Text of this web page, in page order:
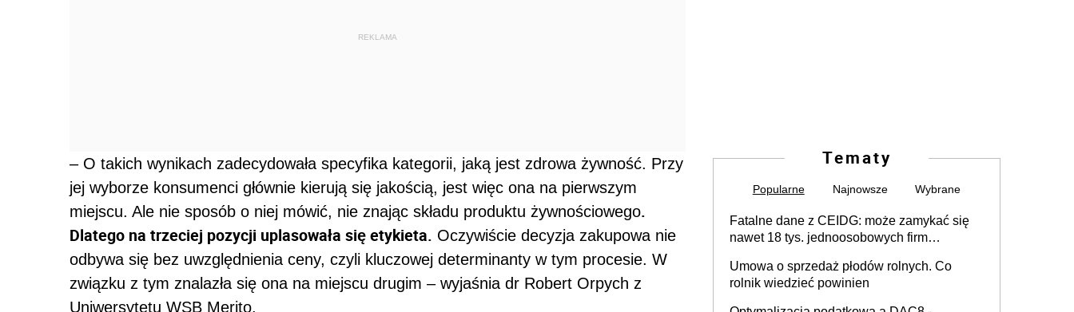
REKLAMA
– O takich wynikach zadecydowała specyfika kategorii, jaką jest zdrowa żywność. Przy
jej wyborze konsumenci głównie kierują się jakością, jest więc ona na pierwszym
miejscu. Ale nie sposób o niej mówić, nie znając składu produktu żywnościowego.
Dlatego na trzeciej pozycji uplasowała się etykieta. Oczywiście decyzja zakupowa nie
odbywa się bez uwzględnienia ceny, czyli kluczowej determinanty w tym procesie. W
związku z tym znalazła się ona na miejscu drugim – wyjaśnia dr Robert Orpych z
Uniwersytetu WSB Merito.
Tematy
Popularne Najnowsze Wybrane
Fatalne dane z CEIDG: może zamykać się
nawet 18 tys. jednoosobowych firm
Umowa o sprzedaż płodów rolnych. Co
rolnik wiedzieć powinien